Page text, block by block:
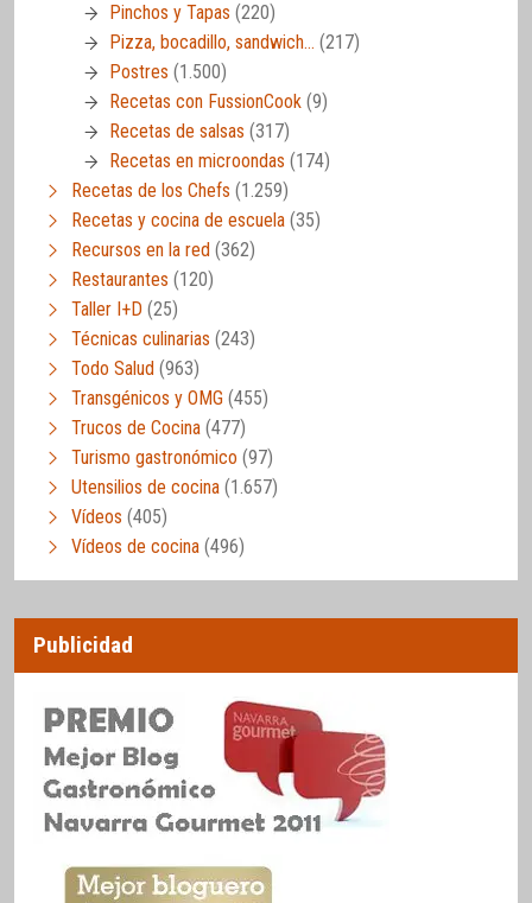
Pinchos y Tapas (220)
Pizza, bocadillo, sandwich… (217)
Postres (1.500)
Recetas con FussionCook (9)
Recetas de salsas (317)
Recetas en microondas (174)
Recetas de los Chefs (1.259)
Recetas y cocina de escuela (35)
Recursos en la red (362)
Restaurantes (120)
Taller I+D (25)
Técnicas culinarias (243)
Todo Salud (963)
Transgénicos y OMG (455)
Trucos de Cocina (477)
Turismo gastronómico (97)
Utensilios de cocina (1.657)
Vídeos (405)
Vídeos de cocina (496)
Publicidad